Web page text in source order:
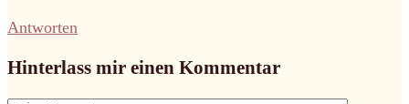
Antworten
Hinterlass mir einen Kommentar